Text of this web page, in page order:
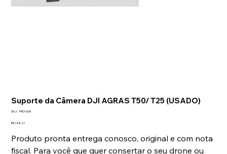
Suporte da Câmera DJI AGRAS T50/ T25 (USADO)
SKU: SKU
PRD1068
Preço
R$ 148,27
Produto pronta entrega conosco, original e com nota
fiscal. Para você que quer consertar o seu drone ou